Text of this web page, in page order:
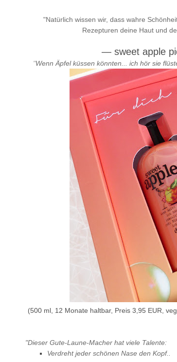
"Natürlich wissen wir, dass wahre
Rezepturen deine Haut und
—sweet apple
"Wenn Äpfel küssen könnten... ich hör sie
(500 ml, 12 Monate haltbar, Preis 3,95 EUR,
"Dieser Gute-Laune-Macher hat viele Talente:
Verdreht jeder schönen Nase den Kopf..